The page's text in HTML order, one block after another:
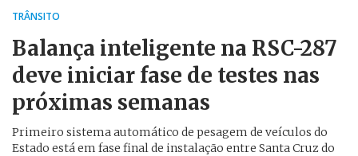
TRÂNSITO
Balança inteligente na RSC-287
deve iniciar fase de testes nas
próximas semanas
Primeiro sistema automático de pesagem de veículos do
Estado está em fase final de instalação entre Santa Cruz do